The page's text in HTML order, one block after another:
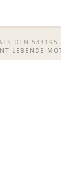
DEN
LEBENDE